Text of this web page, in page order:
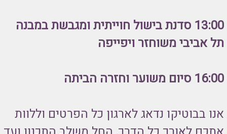
13:00 סדנת בישול חוייתית ומגבשת במבנה
תל אביבי משוחזר ויפייפה
16:00 סיום משוער וחזרה הביתה
אנו בבוטיקו נדאג לארגון כל הפרטים וללוות